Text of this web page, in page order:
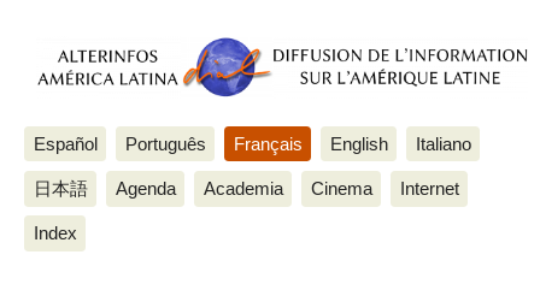
Español Português Français English Italiano
日本語 Agenda Academia Cinema Internet
Index